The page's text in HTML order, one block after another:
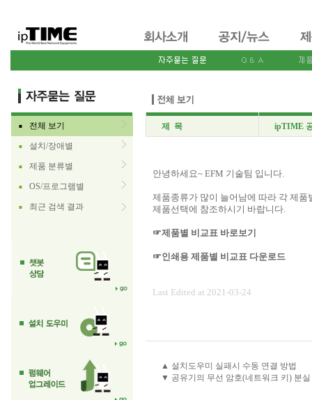
■ 전체 보기
■ 설치/장애별
■ 제품 분류별
■ OS/프로그램별
■ 최근 검색 결과
제 목 ipTIME
안녕하세요~ EFM 기술팀 입니다.
제품종류가 많이 늘어남에 따라 각 제
제품선택에 참조하시기 바랍니다.
☞제품별 비교표 바로보기
☞인쇄용 제품별 비교표 다운로드
Last Edited at 2021-03-24
▲ 설치도우미 실패시 수동 연결 방법
▼ 공유기의 무선 암호(네트워크 키) 분